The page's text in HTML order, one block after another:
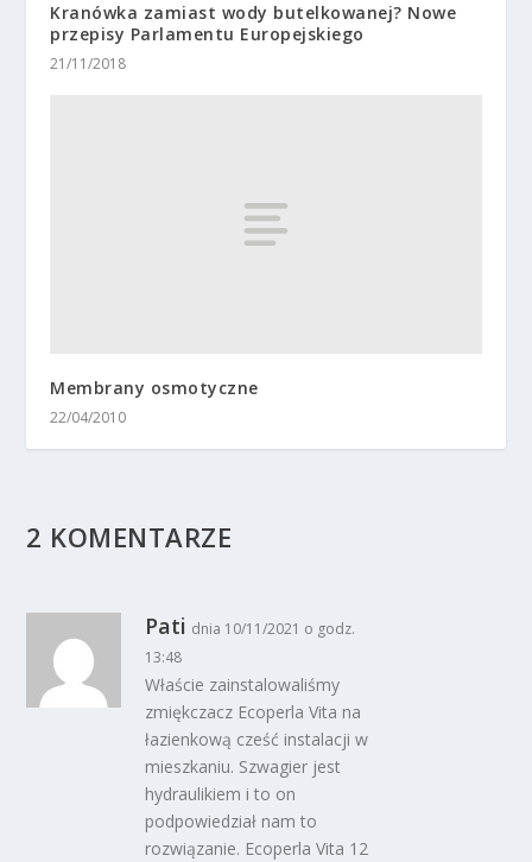
Kranówka zamiast wody butelkowanej? Nowe
przepisy Parlamentu Europejskiego
21/11/2018
Membrany osmotyczne
22/04/2010
2 KOMENTARZE
Pati dnia 10/11/2021 o godz.
13:48
Właście zainstalowaliśmy
zmiękczacz Ecoperla Vita na
łazienkową cześć instalacji w
mieszkaniu. Szwagier jest
hydraulikiem i to on
podpowiedział nam to
rozwiązanie. Ecoperla Vita 12